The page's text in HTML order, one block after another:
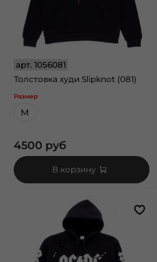
арт. 1056081
Толстовка худи Slipknot (081)
Размер
M
4500 руб
В корзину